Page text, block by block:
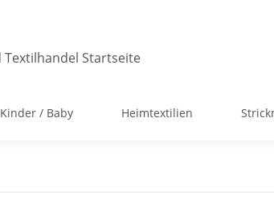
Kinder / Baby Heimtextilien